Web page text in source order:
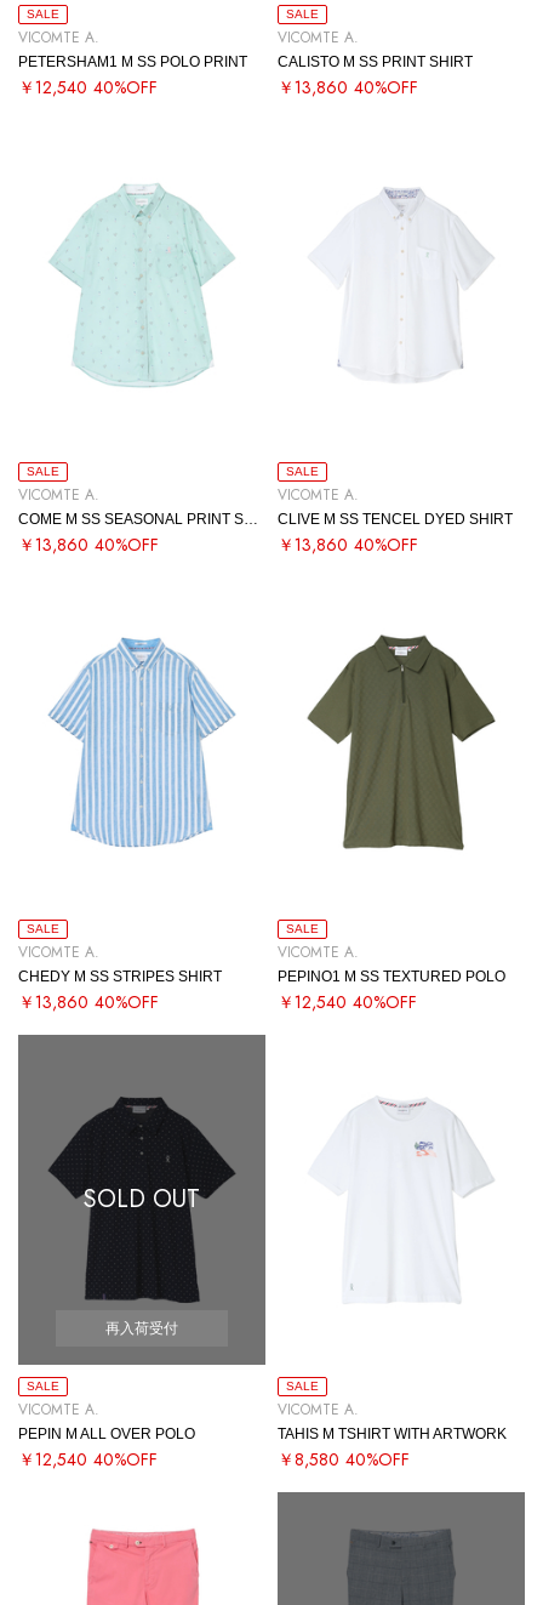
SALE
VICOMTE A.
PETERSHAM1 M SS POLO PRINT
￥12,540 40%OFF
SALE
VICOMTE A.
CALISTO M SS PRINT SHIRT
￥13,860 40%OFF
SALE
VICOMTE A.
￥13,860 40%OFF
SALE
VICOMTE A.
CLIVE M SS TENCEL DYED SHIRT
￥13,860 40%OFF
SALE
VICOMTE A.
CHEDY M SS STRIPES SHIRT
￥13,860 40%OFF
SALE
VICOMTE A.
PEPINO1 M SS TEXTURED POLO
￥12,540 40%OFF
SOLD OUT
再入荷受付
SALE
VICOMTE A.
PEPIN M ALL OVER POLO
￥12,540 40%OFF
SALE
VICOMTE A.
TAHIS M TSHIRT WITH ARTWORK
￥8,580 40%OFF